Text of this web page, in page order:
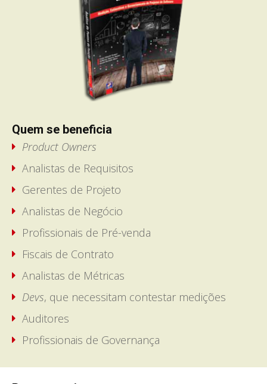
Quem se beneficia
Product Owners
Analistas de Requisitos
Gerentes de Projeto
Analistas de Negócio
Profissionais de Pré-venda
Fiscais de Contrato
Analistas de Métricas
Devs, que necessitam contestar medições
Auditores
Profissionais de Governança